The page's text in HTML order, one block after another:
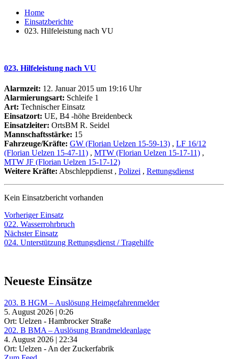
Home
Einsatzberichte
023. Hilfeleistung nach VU
023. Hilfeleistung nach VU
Alarmzeit: 12. Januar 2015 um 19:16 Uhr
Alarmierungsart: Schleife 1
Art: Technischer Einsatz
Einsatzort: UE, B4 -höhe Breidenbeck
Einsatzleiter: OrtsBM R. Seidel
Mannschaftsstärke: 15
Fahrzeuge/Kräfte: GW (Florian Uelzen 15-59-13) , LF 16/12
(Florian Uelzen 15-47-11) , MTW (Florian Uelzen 15-17-11) ,
MTW JF (Florian Uelzen 15-17-12)
Weitere Kräfte: Abschleppdienst , Polizei , Rettungsdienst
Kein Einsatzbericht vorhanden
Beitragsnavigation
Vorheriger EinsatzVorheriger
Einsatz:
022. Wasserrohrbruch
Nächster EinsatzNächster
Einsatz:
024. Unterstützung Rettungsdienst / Tragehilfe
Neueste Einsätze
203. B HGM – Auslösung Heimgefahrenmelder
5. August 2026 | 0:26
Ort: Uelzen - Hambrocker Straße
202. B BMA – Auslösung Brandmeldeanlage
4. August 2026 | 22:34
Ort: Uelzen - An der Zuckerfabrik